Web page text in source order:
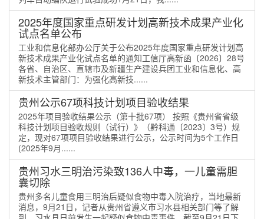
2025年度国家重点研发计划高新技术成果产业化
试点名单公布
工业和信息化部办公厅关于公布2025年度国家重点研发计划高
新技术成果产业化试点名单的通知工信厅高新函〔2026〕28号
各省、自治区、直辖市及新疆生产建设兵团工业和信息化、高
新技术主管部门：为强化高新技......
贵州公示67项科技计划项目验收结果
2025年项目验收结果公示（第十批67项） 按照《贵州省省级
科技计划项目验收规则（试行）》（黔科通〔2023〕3号）规
定，现对67项项目验收结果进行公示，公示时间为5个工作日
(2025年9月......
贵州习水三明治污染致136人中毒，一儿童需胆
囊切除
贵州多名儿童食用三明治后疑似食物中毒入院治疗，当地最新
消息，9月21日，记者从贵州省遵义市习水县相关部门等了解